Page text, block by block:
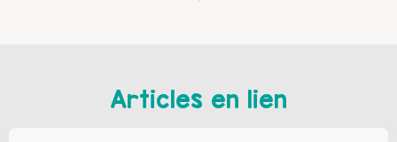
Articles en lien